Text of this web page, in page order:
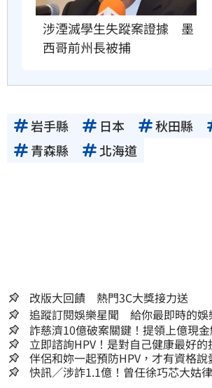
涉湮滅學生失蹤案證據　墨
西哥前州長被捕
岩手縣 日本 秋田縣
青森縣
北海道
改版大回饋 熱門3C大獎接力送
追蹤訂閱娛樂星聞 給你最即時的娛
詐慈濟10億破案關鍵！提領上億現
神鬼律師遭擊落內幕
立即諮詢HPV！是對自己健康最好
嫌晚！
伴侶和妳一起預防HPV，才有資格說
快訊／涉詐1.1億！曾任徐巧芯大姑